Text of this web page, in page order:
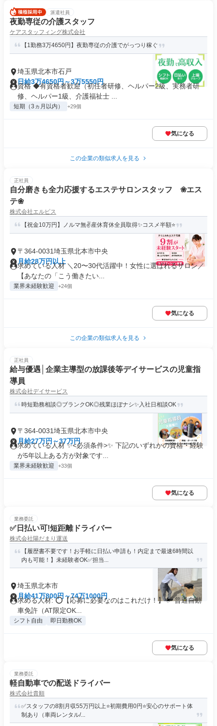
派遣社員
夜勤専従の介護スタッフ
ケアスタッフィング株式会社
【1勤務3万4650円】夜勤専従の介護でがっつり稼ぐ
埼玉県北本市石戸
日給3万4650円～3万5550円
資格 ◆有資格者歓迎（初任者研修、ヘルパー2級、実務者研
修、ヘルパー1級、介護福祉士 ...
短期（3ヵ月以内） +29個
気になる
この企業の類似求人を見る
正社員
自分磨きも全力応援するエステサロンスタッフ ❀エス
テ❀
株式会社エルピス
【祝金10万円】ノルマ無✌産休育休全員取得✨コスメ半額⭐️
〒364-0031埼玉県北本市中央
月給28万円以上
求めている人材 ＼20〜30代活躍中！女性に選ばれるサロン／
【あなたの「こう働きたい...
業界未経験歓迎 +24個
気になる
この企業の類似求人を見る
正社員
給与優遇│企業主導型の放課後等デイサービスの児童指
導員
株式会社デイサービス
時短勤務相談◎ブランクOK◎残業ほぼナシ✨入社日相談OK
〒364-0031埼玉県北本市中央
月給27万円～37万円
求めている人材 ✨<必須条件>✨ 下記のいずれかの資格・経験
が5年以上ある方が対象です...
業界未経験歓迎 +33個
気になる
業務委託
✅日払い可!短距離ドライバー
株式会社陽だまり運送
【履歴書不要です！お手軽に日払い申請も！内定まで最速6時間以
内も可能！】未経験者OK✅担当...
埼玉県北本市
月給41万800円～74万1000円
求める人材: ⭕️【応募に必要なのはこれだけ！】 ✅ 普通自動
車免許（AT限定OK...
シフト自由 即日勤務OK
気になる
業務委託
軽自動車での配送ドライバー
株式会社貴順
✅スタッフの8割月収55万円以上⭐️初期費用0円⭐️安心のサポート体
制あり（車両レンタル/...